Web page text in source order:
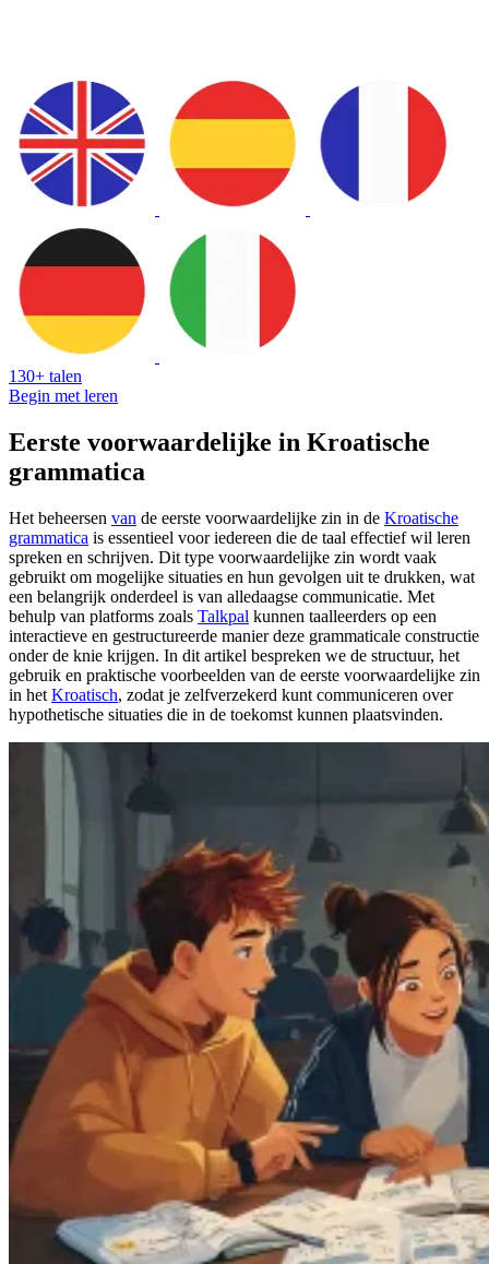
130+ talen
Begin met leren
Eerste voorwaardelijke in Kroatische
grammatica
Het beheersen van de eerste voorwaardelijke zin in de Kroatische
grammatica is essentieel voor iedereen die de taal effectief wil leren
spreken en schrijven. Dit type voorwaardelijke zin wordt vaak
gebruikt om mogelijke situaties en hun gevolgen uit te drukken, wat
een belangrijk onderdeel is van alledaagse communicatie. Met
behulp van platforms zoals Talkpal kunnen taalleerders op een
interactieve en gestructureerde manier deze grammaticale constructie
onder de knie krijgen. In dit artikel bespreken we de structuur, het
gebruik en praktische voorbeelden van de eerste voorwaardelijke zin
in het Kroatisch, zodat je zelfverzekerd kunt communiceren over
hypothetische situaties die in de toekomst kunnen plaatsvinden.